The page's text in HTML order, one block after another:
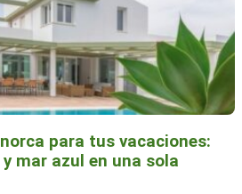
para tus vacaciones:
mar azul en una sola